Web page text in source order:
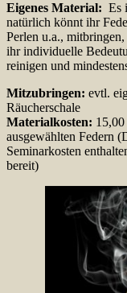
Eigenes Material: Es
natürlich könnt ihr
Perlen u.a.,
ihr individuelle
reinigen und
Mitzubringen: evtl.
Räucherschale
Materialkosten:
ausgewählten Federn
Seminarkosten
bereit)